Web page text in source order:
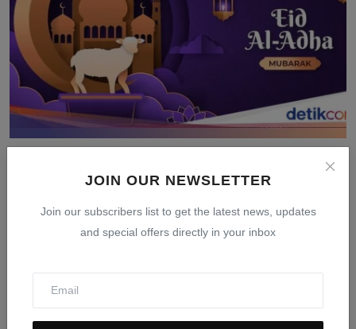
JOIN OUR NEWSLETTER
Join our subscribers list to get the latest news, updates
and special offers directly in your inbox